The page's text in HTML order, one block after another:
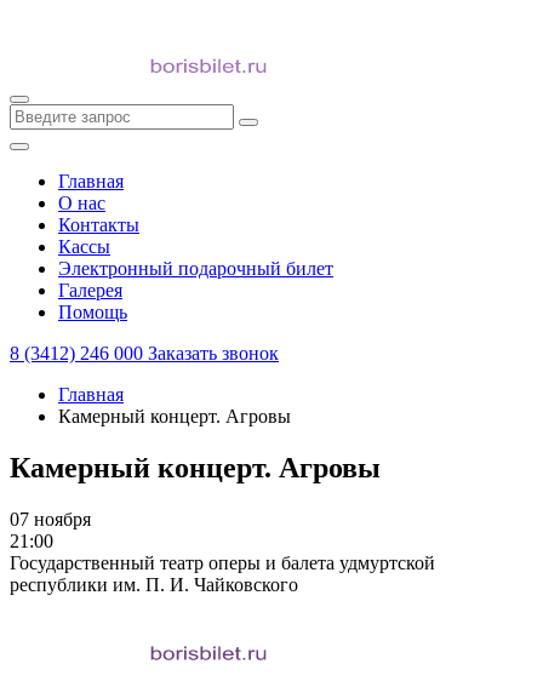
Главная
О нас
Контакты
Кассы
Электронный подарочный билет
Галерея
Помощь
8 (3412) 246 000 Заказать звонок
Главная
Камерный концерт. Агровы
Камерный концерт. Агровы
07 ноября
21:00
Государственный театр оперы и балета удмуртской
республики им. П. И. Чайковского